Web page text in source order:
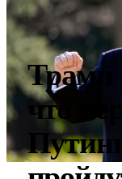
Трамп
что